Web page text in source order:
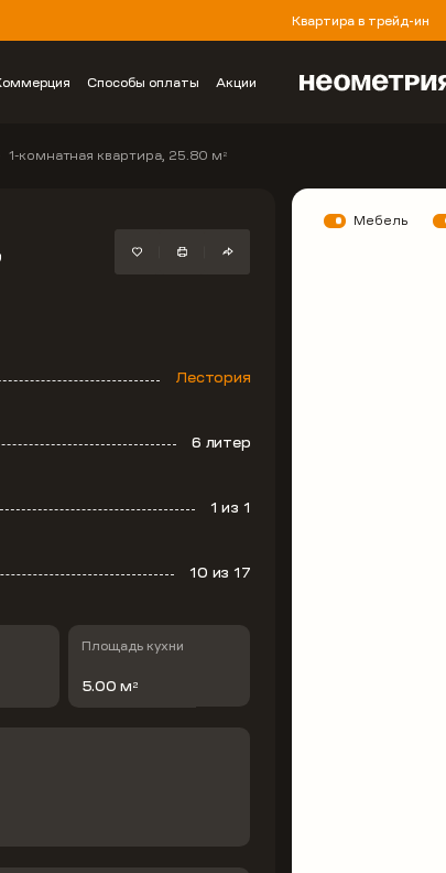
Квартира в трейд-ин
Способы оплаты Акции
1-комнатная квартира, 25.80 м 2
Лестория
6 литер
1из 1
10 из 17
Площадь кухни
5.00 м 2
Мебель